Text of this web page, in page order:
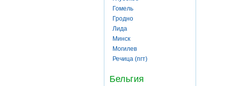
Гомель
Гродно
Лида
Минск
Могилев
Речица (пгт)
Бельгия